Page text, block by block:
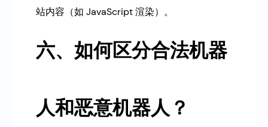
站内容（如 JavaScript 渲染）。
六、如何区分合法机器
人和恶意机器人？